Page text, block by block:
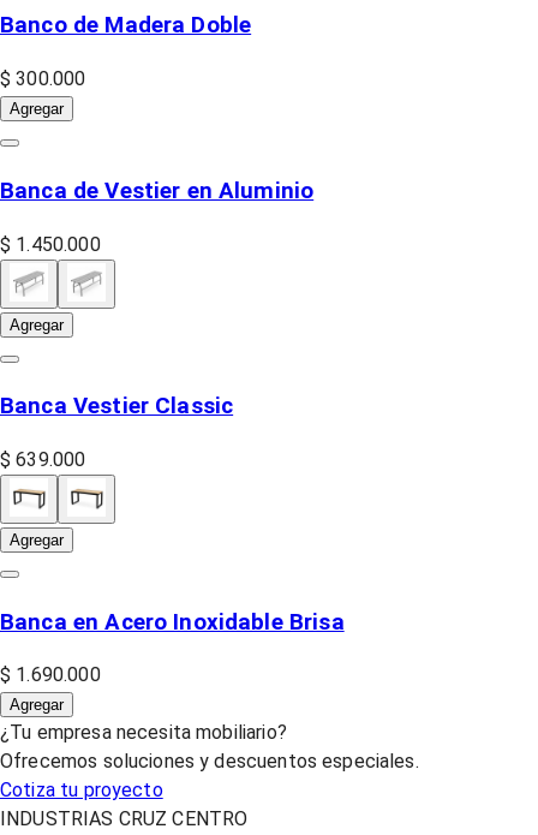
Banco de Madera Doble
$ 300.000
Agregar
Banca de Vestier en Aluminio
$ 1.450.000
Agregar
Banca Vestier Classic
$ 639.000
Agregar
Banca en Acero Inoxidable Brisa
$ 1.690.000
Agregar
¿Tu empresa necesita mobiliario?
Ofrecemos soluciones y descuentos especiales.
Cotiza tu proyecto
INDUSTRIAS CRUZ CENTRO